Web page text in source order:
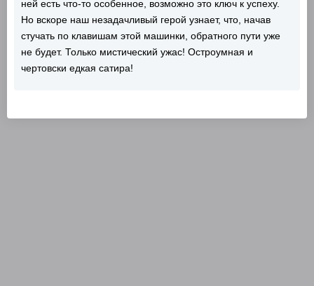
ней есть что-то особенное, возможно это ключ к успеху.
Но вскоре наш незадачливый герой узнает, что, начав
стучать по клавишам этой машинки, обратного пути уже
не будет. Только мистический ужас! Остроумная и
чертовски едкая сатира!